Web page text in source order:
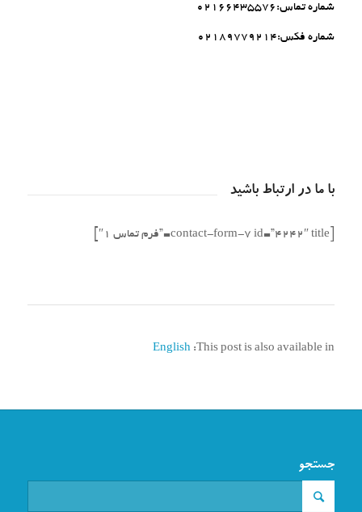
شماره تماس:۰۲۱۶۶۴۳۵۵۷۶
شماره فکس:۰۲۱۸۹۷۷۹۲۱۴
با ما در ارتباط باشید
This post is also available in:
English
جستجو